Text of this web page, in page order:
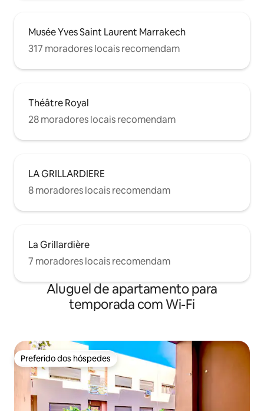
Musée Yves Saint Laurent Marrakech
317 moradores locais recomendam
Théâtre Royal
28 moradores locais recomendam
LA GRILLARDIERE
8 moradores locais recomendam
La Grillardière
7 moradores locais recomendam
Aluguel de apartamento para
temporada com Wi-Fi
Preferido dos hóspedes
Preferido dos hóspedes